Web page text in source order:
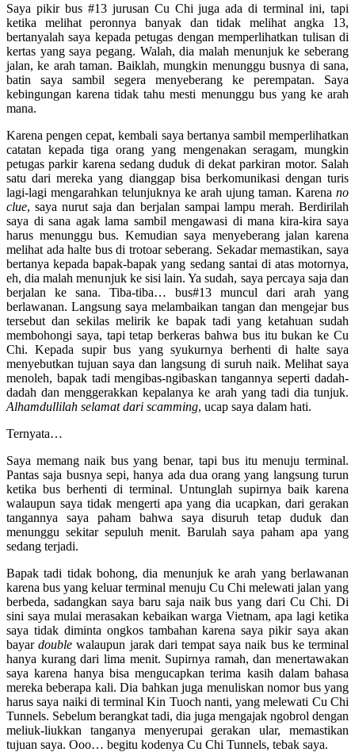
Saya pikir bus #13 jurusan Cu Chi juga ada di terminal ini, tapi
ketika melihat peronnya banyak dan tidak melihat angka 13,
bertanyalah saya kepada petugas dengan memperlihatkan tulisan di
kertas yang saya pegang. Walah, dia malah menunjuk ke seberang
jalan, ke arah taman. Baiklah, mungkin menunggu busnya di sana,
batin saya sambil segera menyeberang ke perempatan. Saya
kebingungan karena tidak tahu mesti menunggu bus yang ke arah
mana.
Karena pengen cepat, kembali saya bertanya sambil memperlihatkan
catatan kepada tiga orang yang mengenakan seragam, mungkin
petugas parkir karena sedang duduk di dekat parkiran motor. Salah
satu dari mereka yang dianggap bisa berkomunikasi dengan turis
lagi-lagi mengarahkan telunjuknya ke arah ujung taman. Karena no
clue, saya nurut saja dan berjalan sampai lampu merah. Berdirilah
saya di sana agak lama sambil mengawasi di mana kira-kira saya
harus menunggu bus. Kemudian saya menyeberang jalan karena
melihat ada halte bus di trotoar seberang. Sekadar memastikan, saya
bertanya kepada bapak-bapak yang sedang santai di atas motornya,
eh, dia malah menunjuk ke sisi lain. Ya sudah, saya percaya saja dan
berjalan ke sana. Tiba-tiba… bus#13 muncul dari arah yang
berlawanan. Langsung saya melambaikan tangan dan mengejar bus
tersebut dan sekilas melirik ke bapak tadi yang ketahuan sudah
membohongi saya, tapi tetap berkeras bahwa bus itu bukan ke Cu
Chi. Kepada supir bus yang syukurnya berhenti di halte saya
menyebutkan tujuan saya dan langsung di suruh naik. Melihat saya
menoleh, bapak tadi mengibas-ngibaskan tangannya seperti dadah-
dadah dan menggerakkan kepalanya ke arah yang tadi dia tunjuk.
Alhamdullilah selamat dari scamming, ucap saya dalam hati.
Ternyata…
Saya memang naik bus yang benar, tapi bus itu menuju terminal.
Pantas saja busnya sepi, hanya ada dua orang yang langsung turun
ketika bus berhenti di terminal. Untunglah supirnya baik karena
walaupun saya tidak mengerti apa yang dia ucapkan, dari gerakan
tangannya saya paham bahwa saya disuruh tetap duduk dan
menunggu sekitar sepuluh menit. Barulah saya paham apa yang
sedang terjadi.
Bapak tadi tidak bohong, dia menunjuk ke arah yang berlawanan
karena bus yang keluar terminal menuju Cu Chi melewati jalan yang
berbeda, sadangkan saya baru saja naik bus yang dari Cu Chi. Di
sini saya mulai merasakan kebaikan warga Vietnam, apa lagi ketika
saya tidak diminta ongkos tambahan karena saya pikir saya akan
bayardouble walaupun jarak dari tempat saya naik bus ke terminal
hanya kurang dari lima menit. Supirnya ramah, dan menertawakan
saya karena hanya bisa mengucapkan terima kasih dalam bahasa
mereka beberapa kali. Dia bahkan juga menuliskan nomor bus yang
harus saya naiki di terminal Kin Tuoch nanti, yang melewati Cu Chi
Tunnels. Sebelum berangkat tadi, dia juga mengajak ngobrol dengan
meliuk-liukkan tanganya menyerupai gerakan ular, memastikan
tujuan saya. Ooo… begitu kodenya Cu Chi Tunnels, tebak saya.